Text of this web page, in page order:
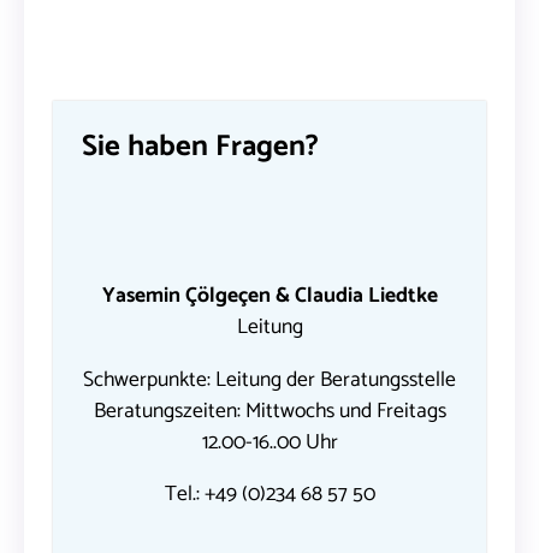
Sie haben Fragen?
Yasemin Çölgeçen & Claudia Liedtke
Leitung
Schwerpunkte: Leitung der Beratungsstelle
Beratungszeiten: Mittwochs und Freitags
12.00-16..00 Uhr
Tel.:+49 (0)234 68 57 50